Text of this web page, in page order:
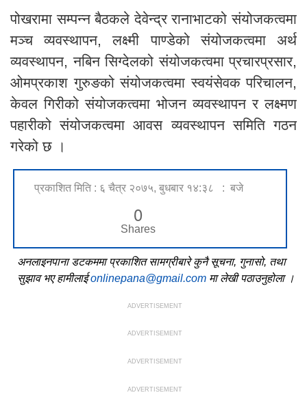
पोखरामा सम्पन्न बैठकले देवेन्द्र रानाभाटको संयोजकत्वमा
मञ्च व्यवस्थापन, लक्ष्मी पाण्डेको संयोजकत्वमा अर्थ
व्यवस्थापन, नबिन सिग्देलको संयोजकत्वमा प्रचारप्रसार,
ओमप्रकाश गुरुङको संयोजकत्वमा स्वयंसेवक परिचालन,
केवल गिरीको संयोजकत्वमा भोजन व्यवस्थापन र लक्ष्मण
पहारीको संयोजकत्वमा आवस व्यवस्थापन समिति गठन
गरेको छ ।
प्रकाशित मिति : ६ चैत्र २०७५, बुधबार १४:३८ : बजे
0
Shares
अनलाइनपाना डटकममा प्रकाशित सामग्रीबारे कुनै सूचना, गुनासो, तथा
सुझाव भए हामीलाईonlinepana@gmail.com मा लेखी पठाउनुहोला ।